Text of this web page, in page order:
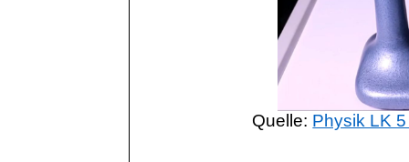
Quelle: Physik LK